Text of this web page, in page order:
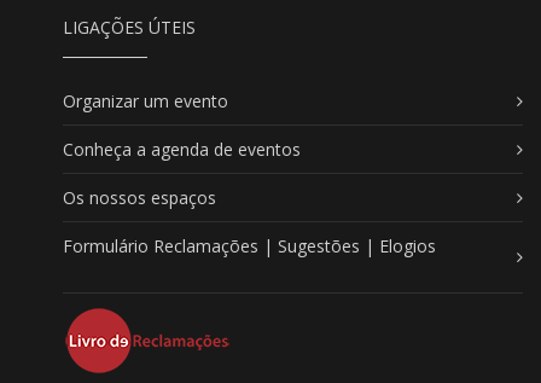
LIGAÇÕES ÚTEIS
Organizar um evento
Conheça a agenda de eventos
Os nossos espaços
Formulário Reclamações | Sugestões | Elogios